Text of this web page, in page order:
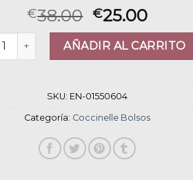
€38.00 €25.00
bolsos cantidad
AÑADIR AL CARRITO
SKU: EN-01550604
Categoría: Coccinelle Bolsos